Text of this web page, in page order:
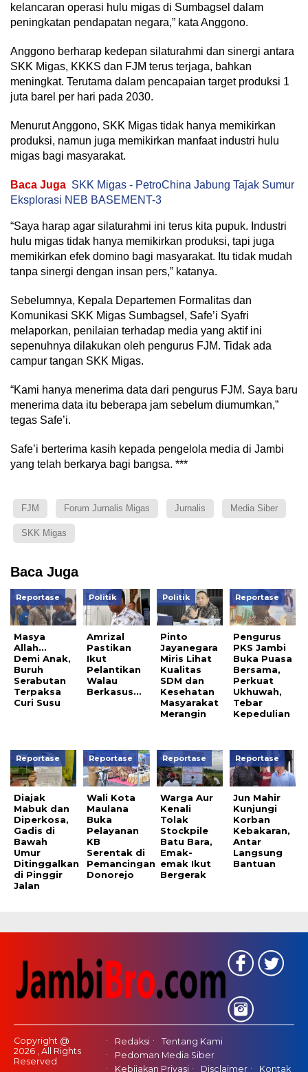
kelancaran operasi hulu migas di Sumbagsel dalam
peningkatan pendapatan negara,” kata Anggono.
Anggono berharap kedepan silaturahmi dan sinergi antara
SKK Migas, KKKS dan FJM terus terjaga, bahkan
meningkat. Terutama dalam pencapaian target produksi 1
juta barel per hari pada 2030.
Menurut Anggono, SKK Migas tidak hanya memikirkan
produksi, namun juga memikirkan manfaat industri hulu
migas bagi masyarakat.
Baca Juga SKK Migas - PetroChina Jabung Tajak Sumur
Eksplorasi NEB BASEMENT-3
“Saya harap agar silaturahmi ini terus kita pupuk. Industri
hulu migas tidak hanya memikirkan produksi, tapi juga
memikirkan efek domino bagi masyarakat. Itu tidak mudah
tanpa sinergi dengan insan pers,” katanya.
Sebelumnya, Kepala Departemen Formalitas dan
Komunikasi SKK Migas Sumbagsel, Safe’i Syafri
melaporkan, penilaian terhadap media yang aktif ini
sepenuhnya dilakukan oleh pengurus FJM. Tidak ada
campur tangan SKK Migas.
“Kami hanya menerima data dari pengurus FJM. Saya baru
menerima data itu beberapa jam sebelum diumumkan,”
tegas Safe’i.
Safe’i berterima kasih kepada pengelola media di Jambi
yang telah berkarya bagi bangsa. ***
FJM Forum Jurnalis Migas Jurnalis Media Siber
SKK Migas
Baca Juga
Reportase
Masya
Allah…
Demi Anak,
Buruh
Serabutan
Terpaksa
Curi Susu
Politik
Amrizal
Pastikan
Ikut
Pelantikan
Walau
Berkasus…
Politik
Pinto
Jayanegara
Miris Lihat
Kualitas
SDM dan
Kesehatan
Masyarakat
Merangin
Reportase
Pengurus
PKS Jambi
Buka Puasa
Bersama,
Perkuat
Ukhuwah,
Tebar
Kepedulian
Reportase
Diajak
Mabuk dan
Diperkosa,
Gadis di
Bawah
Umur
Ditinggalkan
di Pinggir
Jalan
Reportase
Wali Kota
Maulana
Buka
Pelayanan
KB
Serentak di
Pemancingan
Donorejo
Reportase
Warga Aur
Kenali
Tolak
Stockpile
Batu Bara,
Emak-
emak Ikut
Bergerak
Reportase
Jun Mahir
Kunjungi
Korban
Kebakaran,
Antar
Langsung
Bantuan
Copyright @
2026 , All Rights
Reserved
Redaksi
Tentang Kami
Pedoman Media Siber
Kebijakan Privasi
Disclaimer Kontak